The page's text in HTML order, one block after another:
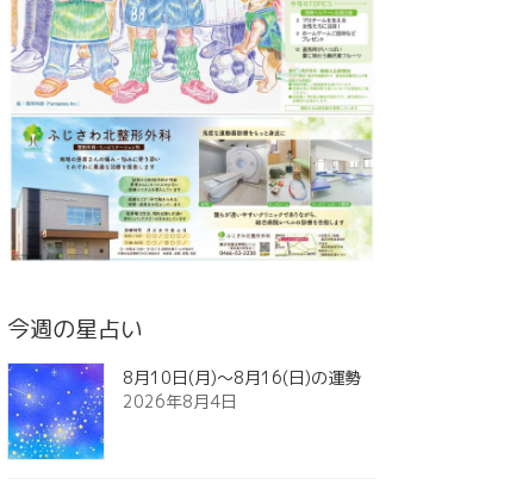
今週の星占い
8月10日(月)～8月16(日)の運勢
2026年8月4日